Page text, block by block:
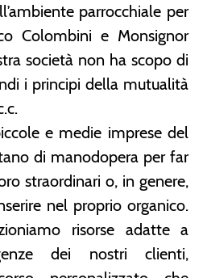
parrocchiale per
Colombini e Monsignor
società non ha scopo di
i principi della mutualità
e medie imprese del
di manodopera per far
straordinari o, in genere,
nel proprio organico.
risorse adatte a
dei nostri clienti,